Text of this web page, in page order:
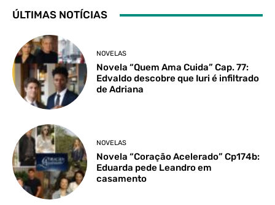
ÚLTIMAS NOTÍCIAS
NOVELAS
Novela “Quem Ama Cuida” Cap. 77:
Edvaldo descobre que Iuri é infiltrado
de Adriana
NOVELAS
Novela “Coração Acelerado” Cp174b:
Eduarda pede Leandro em
casamento